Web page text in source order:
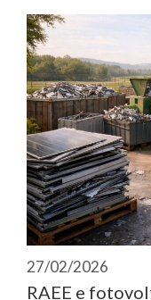
27/02/2026
RAEE e